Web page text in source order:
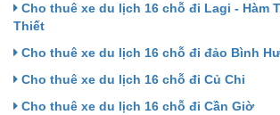
Cho thuê xe du lịch 16 chỗ đi Lagi - Hàm
Thiết
Cho thuê xe du lịch 16 chỗ đi đảo Bình
Cho thuê xe du lịch 16 chỗ đi Củ Chi
Cho thuê xe du lịch 16 chỗ đi Cần Giờ